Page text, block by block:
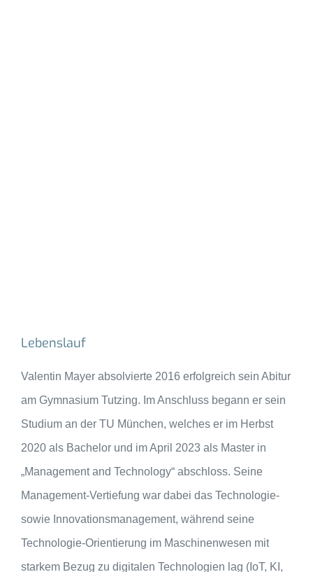
Lebenslauf
Valentin Mayer absolvierte 2016 erfolgreich sein Abitur
am Gymnasium Tutzing. Im Anschluss begann er sein
Studium an der TU München, welches er im Herbst
2020 als Bachelor und im April 2023 als Master in
„Management and Technology“ abschloss. Seine
Management-Vertiefung war dabei das Technologie-
sowie Innovationsmanagement, während seine
Technologie-Orientierung im Maschinenwesen mit
starkem Bezug zu digitalen Technologien lag (IoT, KI,